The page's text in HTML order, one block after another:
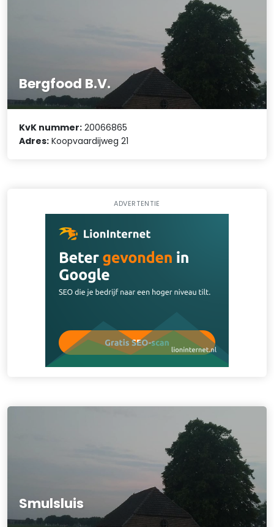
Bergfood B.V.
KvK nummer: 20066865
Adres: Koopvaardijweg 21
ADVERTENTIE
Smulsluis